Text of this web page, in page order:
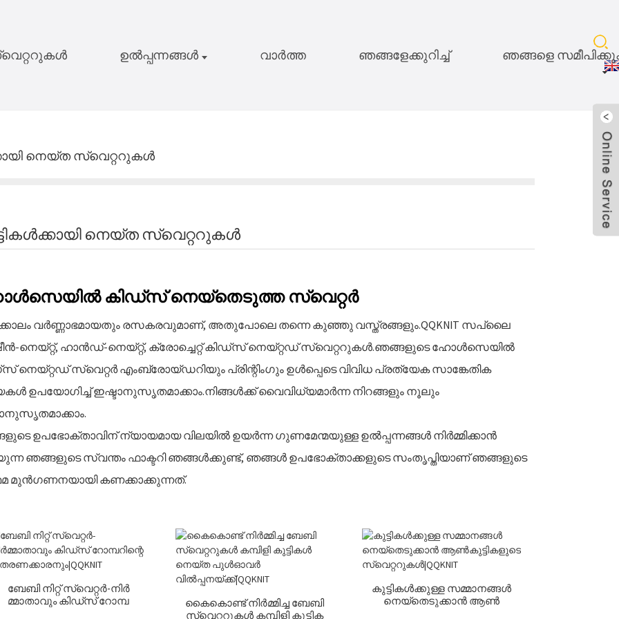
ഉൽപ്പന്നങ്ങൾ വാർത്ത ഞങ്ങളേക്കുറിച്ച് ഞങ്ങളെ
നെയ്ത സ്വെറ്ററുകൾ
നെയ്ത സ്വെറ്ററുകൾ
കിഡ്സ് നെയ്തെടുത്ത സ്വെറ്റർ
വർണ്ണാഭമായതും രസകരവുമാണ്, അതുപോലെ തന്നെ കുഞ്ഞു വസ്ത്രങ്ങളും.QQKNIT സപ്ലൈ
നെയ്റ്റ്, ഹാൻഡ്-നെയ്റ്റ്, ക്രോച്ചെറ്റ് കിഡ്സ് നെയ്റ്റഡ് സ്വെറ്ററുകൾ.ഞങ്ങളുടെ ഹോൾസെയിൽ
നെയ്റ്റഡ് സ്വെറ്റർ എംബ്രോയ്ഡറിയും പ്രിന്റിംഗും ഉൾപ്പെടെ വിവിധ പ്രത്യേക സാങ്കേതിക
ഉപയോഗിച്ച് ഇഷ്ടാനുസൃതമാക്കാം.നിങ്ങൾക്ക് വൈവിധ്യമാർന്ന നിറങ്ങളും നൂലും
ഉപഭോക്താവിന് ന്യായമായ വിലയിൽ ഉയർന്ന ഗുണമേന്മയുള്ള ഉൽപ്പന്നങ്ങൾ നിർമ്മിക്കാൻ
ഞങ്ങളുടെ സ്വന്തം ഫാക്ടറി ഞങ്ങൾക്കുണ്ട്, ഞങ്ങൾ ഉപഭോക്താക്കളുടെ സംതൃപ്തിയാണ് ഞങ്ങളുടെ
മുൻഗണനയായി കണക്കാക്കുന്നത്.
ബേബി നിറ്റ് സ്വെറ്റർ-നിർ
മ്മാതാവും കിഡ്‌സ് റോമ്പ
കൈകൊണ്ട് നിർമ്മിച്ച ബേബി
സ്വെറ്ററുകൾ കമ്പിളി കുട്ടിക
കുട്ടികൾക്കുള്ള സമ്മാനങ്ങൾ
നെയ്തെടുക്കാൻ ആൺ